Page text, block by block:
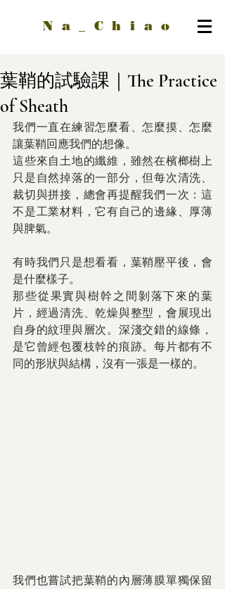
Na_Chiao
葉鞘的試驗課｜The Practice
of Sheath
我們一直在練習怎麼看、怎麼摸、怎麼
讓葉鞘回應我們的想像。
這些來自土地的纖維，雖然在檳榔樹上
只是自然掉落的一部分，但每次清洗、
裁切與拼接，總會再提醒我們一次：這
不是工業材料，它有自己的邊緣、厚薄
與脾氣。
有時我們只是想看看，葉鞘壓平後，會
是什麼樣子。
那些從果實與樹幹之間剝落下來的葉
片，經過清洗、乾燥與整型，會展現出
自身的紋理與層次。深淺交錯的線條，
是它曾經包覆枝幹的痕跡。每片都有不
同的形狀與結構，沒有一張是一樣的。
我們也嘗試把葉鞘的內層薄膜單獨保留